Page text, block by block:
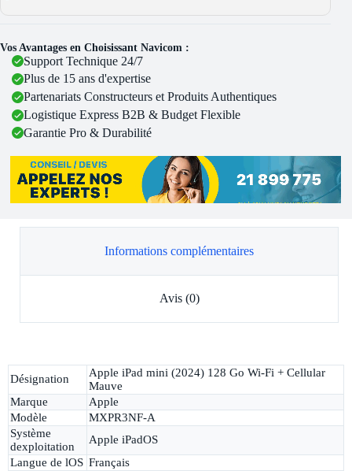
Vos Avantages en Choisissant Navicom :
Support Technique 24/7
Plus de 15 ans d'expertise
Partenariats Constructeurs et Produits Authentiques
Logistique Express B2B & Budget Flexible
Garantie Pro & Durabilité
Informations complémentaires
Avis (0)
Désignation
Apple iPad mini (2024) 128 Go Wi-Fi + Cellular
Mauve
Marque
Apple
Modèle
MXPR3NF-A
Système
dexploitation
Apple iPadOS
Langue de lOS Français